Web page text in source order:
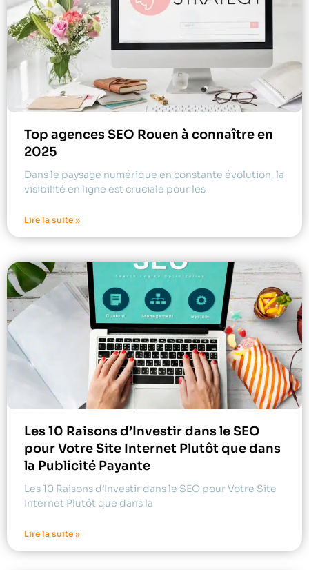
Top agences SEO Rouen à connaître en
2025
Dans le paysage numérique en constante évolution, la
visibilité en ligne est cruciale pour les
Lire la suite »
Les 10 Raisons d’Investir dans le SEO
pour Votre Site Internet Plutôt que dans
la Publicité Payante
Les 10 Raisons d’Investir dans le SEO pour Votre Site
Internet Plutôt que dans la
Lire la suite »